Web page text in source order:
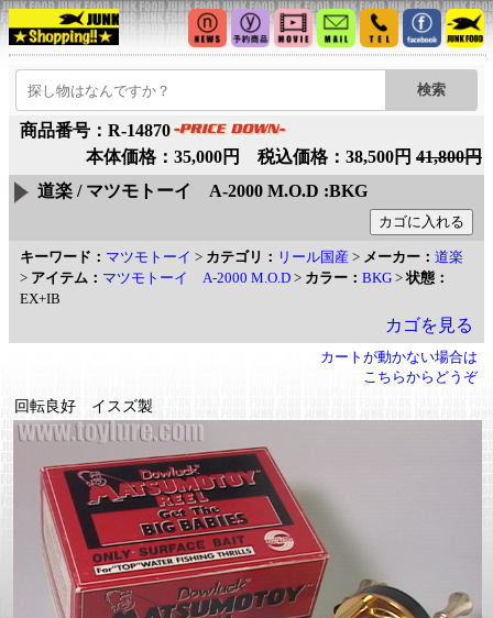
商品番号：R-14870
本体価格：35,000円 税込価格：38,500円 41,800円
道楽 / マツモトーイ A-2000 M.O.D :BKG
キーワード： マツモトーイ > カテゴリ： リール国産 > メーカー： 道楽
> アイテム： マツモトーイ A-2000 M.O.D > カラー： BKG >状態：
EX+IB
カゴを見る
カートが動かない場合は
こちらからどうぞ
回転良好 イスズ製